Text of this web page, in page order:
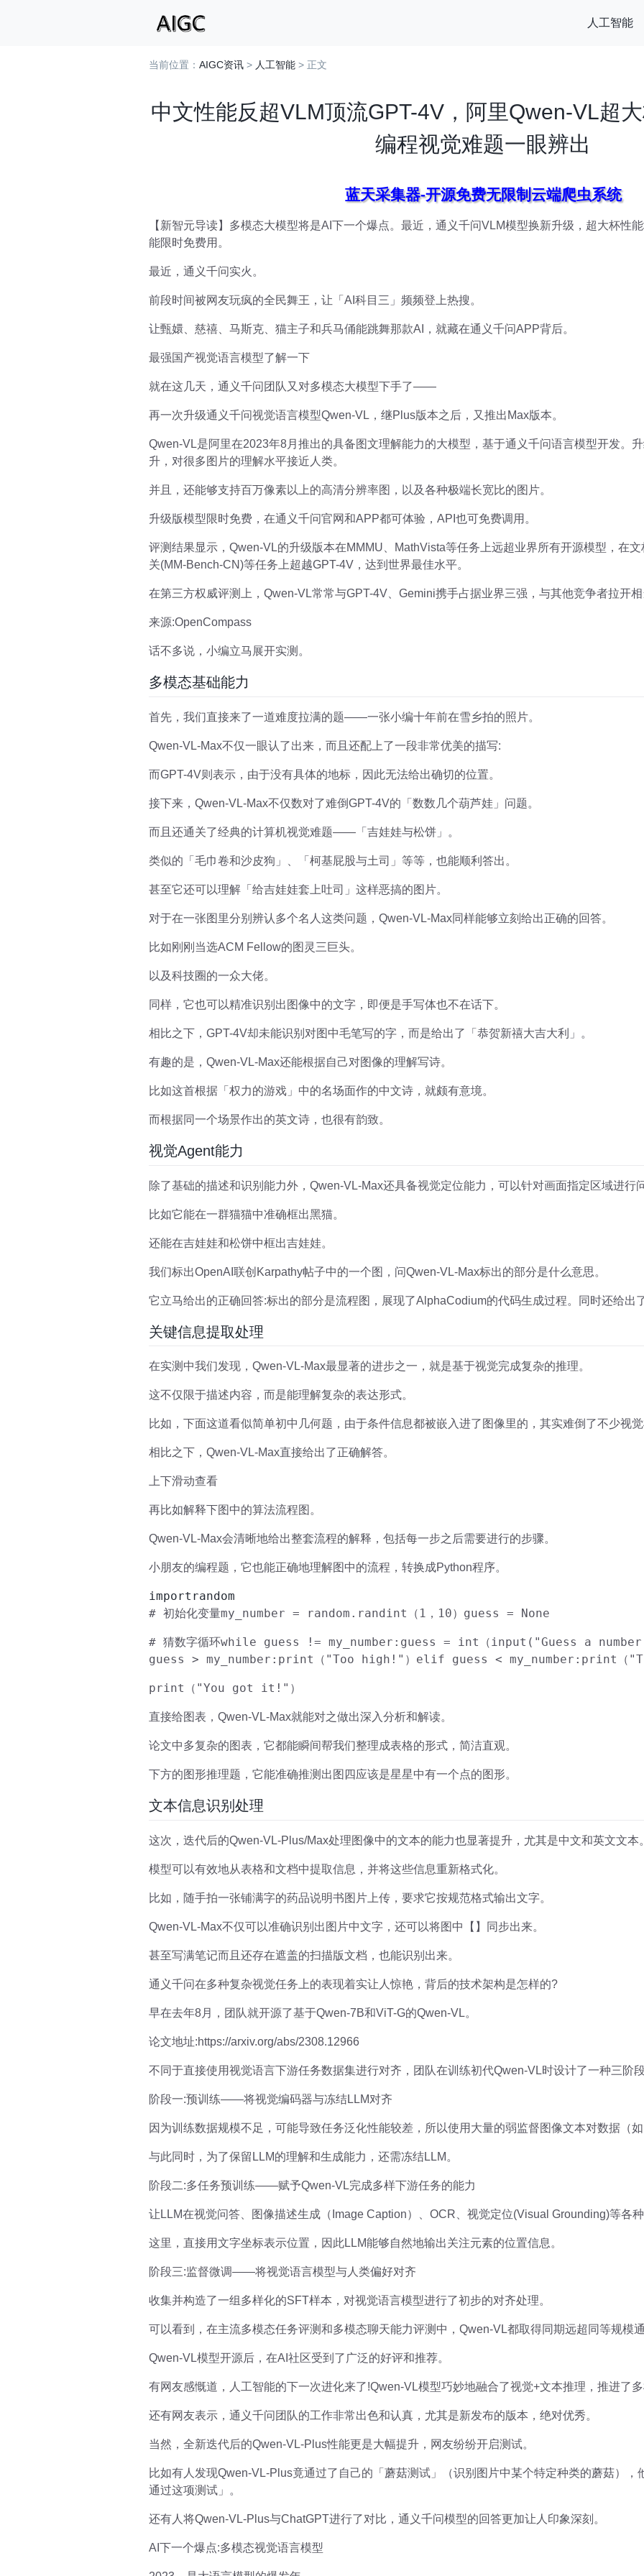
人工智能
当前位置： AIGC资讯 > 人工智能 > 正文
中文性能反超VLM顶流GPT-4V，阿里Qwen-VL超
编程视觉难题一眼辨出
蓝天采集器-开源免费无限制云端爬虫系统
【新智元导读】多模态大模型将是AI下一个爆点。最近，通义千问VLM模型换新升级，超大杯性
能限时免费用。
最近，通义千问实火。
前段时间被网友玩疯的全民舞王，让「AI科目三」频频登上热搜。
让甄嬛、慈禧、马斯克、猫主子和兵马俑能跳舞那款AI，就藏在通义千问APP背后。
最强国产视觉语言模型了解一下
就在这几天，通义千问团队又对多模态大模型下手了——
再一次升级通义千问视觉语言模型Qwen-VL，继Plus版本之后，又推出Max版本。
Qwen-VL是阿里在2023年8月推出的具备图文理解能力的大模型，基于通义千问语言模型开发。
升，对很多图片的理解水平接近人类。
并且，还能够支持百万像素以上的高清分辨率图，以及各种极端长宽比的图片。
升级版模型限时免费，在通义千问官网和APP都可体验，API也可免费调用。
评测结果显示，Qwen-VL的升级版本在MMMU、MathVista等任务上远超业界所有开源模型，在
关(MM-Bench-CN)等任务上超越GPT-4V，达到世界最佳水平。
在第三方权威评测上，Qwen-VL常常与GPT-4V、Gemini携手占据业界三强，与其他竞争者拉开
来源:OpenCompass
话不多说，小编立马展开实测。
多模态基础能力
首先，我们直接来了一道难度拉满的题——一张小编十年前在雪乡拍的照片。
Qwen-VL-Max不仅一眼认了出来，而且还配上了一段非常优美的描写:
而GPT-4V则表示，由于没有具体的地标，因此无法给出确切的位置。
接下来，Qwen-VL-Max不仅数对了难倒GPT-4V的「数数几个葫芦娃」问题。
而且还通关了经典的计算机视觉难题——「吉娃娃与松饼」。
类似的「毛巾卷和沙皮狗」、「柯基屁股与土司」等等，也能顺利答出。
甚至它还可以理解「给吉娃娃套上吐司」这样恶搞的图片。
对于在一张图里分别辨认多个名人这类问题，Qwen-VL-Max同样能够立刻给出正确的回答。
比如刚刚当选ACM Fellow的图灵三巨头。
以及科技圈的一众大佬。
同样，它也可以精准识别出图像中的文字，即便是手写体也不在话下。
相比之下，GPT-4V却未能识别对图中毛笔写的字，而是给出了「恭贺新禧大吉大利」。
有趣的是，Qwen-VL-Max还能根据自己对图像的理解写诗。
比如这首根据「权力的游戏」中的名场面作的中文诗，就颇有意境。
而根据同一个场景作出的英文诗，也很有韵致。
视觉Agent能力
除了基础的描述和识别能力外，Qwen-VL-Max还具备视觉定位能力，可以针对画面指定区域进行
比如它能在一群猫猫中准确框出黑猫。
还能在吉娃娃和松饼中框出吉娃娃。
我们标出OpenAI联创Karpathy帖子中的一个图，问Qwen-VL-Max标出的部分是什么意思。
它立马给出的正确回答:标出的部分是流程图，展现了AlphaCodium的代码生成过程。同时还给出
关键信息提取处理
在实测中我们发现，Qwen-VL-Max最显著的进步之一，就是基于视觉完成复杂的推理。
这不仅限于描述内容，而是能理解复杂的表达形式。
比如，下面这道看似简单初中几何题，由于条件信息都被嵌入进了图像里的，其实难倒了不少视
相比之下，Qwen-VL-Max直接给出了正确解答。
上下滑动查看
再比如解释下图中的算法流程图。
Qwen-VL-Max会清晰地给出整套流程的解释，包括每一步之后需要进行的步骤。
小朋友的编程题，它也能正确地理解图中的流程，转换成Python程序。
importrandom
# 初始化变量my_number = random.randint（1，10） guess = None
# 猜数字循环while guess != my_number: guess = int（input("Guess a
guess > my_number: print（"Too high!"） elif guess < my_number: print（
print（"You got it!"）
直接给图表，Qwen-VL-Max就能对之做出深入分析和解读。
论文中多复杂的图表，它都能瞬间帮我们整理成表格的形式，简洁直观。
下方的图形推理题，它能准确推测出图四应该是星星中有一个点的图形。
文本信息识别处理
这次，迭代后的Qwen-VL-Plus/Max处理图像中的文本的能力也显著提升，尤其是中文和英文文本
模型可以有效地从表格和文档中提取信息，并将这些信息重新格式化。
比如，随手拍一张铺满字的药品说明书图片上传，要求它按规范格式输出文字。
Qwen-VL-Max不仅可以准确识别出图片中文字，还可以将图中【】同步出来。
甚至写满笔记而且还存在遮盖的扫描版文档，也能识别出来。
通义千问在多种复杂视觉任务上的表现着实让人惊艳，背后的技术架构是怎样的?
早在去年8月，团队就开源了基于Qwen-7B和ViT-G的Qwen-VL。
论文地址:https://arxiv.org/abs/2308.12966
不同于直接使用视觉语言下游任务数据集进行对齐，团队在训练初代Qwen-VL时设计了一种三阶
阶段一:预训练——将视觉编码器与冻结LLM对齐
因为训练数据规模不足，可能导致任务泛化性能较差，所以使用大量的弱监督图像文本对数据（
与此同时，为了保留LLM的理解和生成能力，还需冻结LLM。
阶段二:多任务预训练——赋予Qwen-VL完成多样下游任务的能力
让LLM在视觉问答、图像描述生成（Image Caption）、OCR、视觉定位(Visual Grounding)等各
这里，直接用文字坐标表示位置，因此LLM能够自然地输出关注元素的位置信息。
阶段三:监督微调——将视觉语言模型与人类偏好对齐
收集并构造了一组多样化的SFT样本，对视觉语言模型进行了初步的对齐处理。
可以看到，在主流多模态任务评测和多模态聊天能力评测中，Qwen-VL都取得同期远超同等规模
Qwen-VL模型开源后，在AI社区受到了广泛的好评和推荐。
有网友感慨道，人工智能的下一次进化来了!Qwen-VL模型巧妙地融合了视觉+文本推理，推进了
还有网友表示，通义千问团队的工作非常出色和认真，尤其是新发布的版本，绝对优秀。
当然，全新迭代后的Qwen-VL-Plus性能更是大幅提升，网友纷纷开启测试。
比如有人发现Qwen-VL-Plus竟通过了自己的「蘑菇测试」（识别图片中某个特定种类的蘑菇），
通过这项测试」。
还有人将Qwen-VL-Plus与ChatGPT进行了对比，通义千问模型的回答更加让人印象深刻。
AI下一个爆点:多模态视觉语言模型